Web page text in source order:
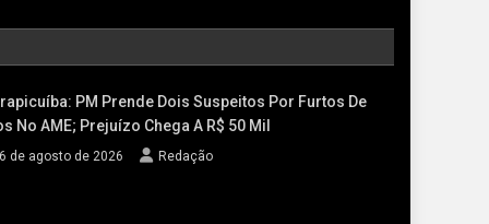
PM Prende Dois Suspeitos Por Furtos De
No AME; Prejuízo Chega A R$ 50 Mil
de agosto de 2026 Redação